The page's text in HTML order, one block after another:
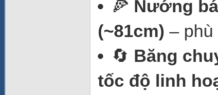
🍕 Nướng
(~81cm) –
🔄 Băng
tốc độ linh